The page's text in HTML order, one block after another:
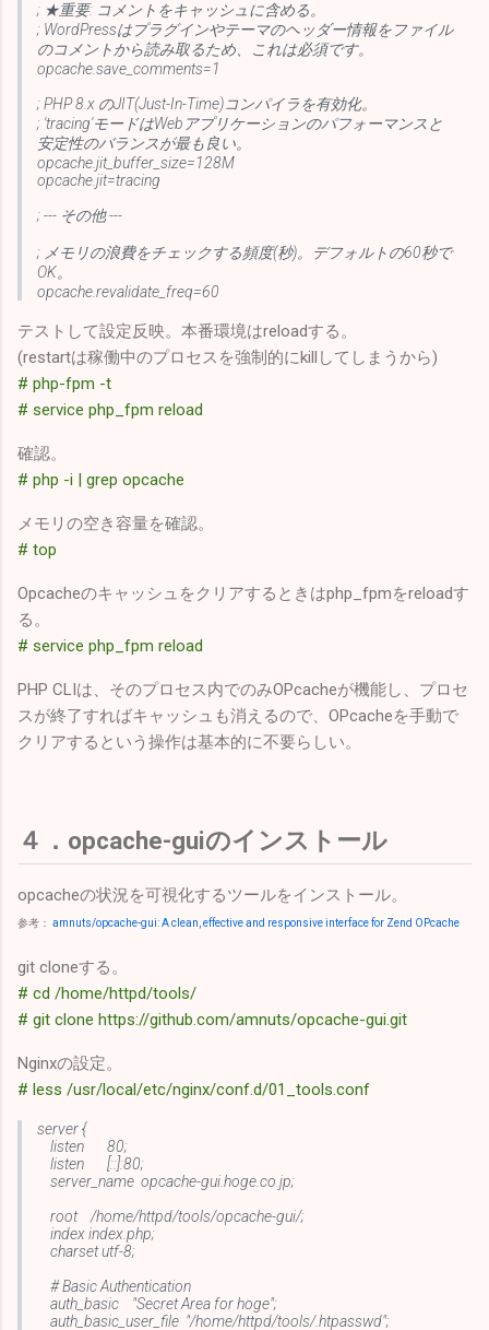
; ★重要: コメントをキャッシュに含める。
; WordPressはプラグインやテーマのヘッダー情報をファイル
のコメントから読み取るため、これは必須です。
opcache.save_comments=1
; PHP 8.x のJIT(Just-In-Time)コンパイラを有効化。
; 'tracing'モードはWebアプリケーションのパフォーマンスと
安定性のバランスが最も良い。
opcache.jit_buffer_size=128M
opcache.jit=tracing
; --- その他 ---
; メモリの浪費をチェックする頻度(秒)。デフォルトの60秒で
OK。
opcache.revalidate_freq=60
テストして設定反映。本番環境はreloadする。
(restartは稼働中のプロセスを強制的にkillしてしまうから)
# php-fpm -t
# service php_fpm reload
確認。
# php -i | grep opcache
メモリの空き容量を確認。
# top
Opcacheのキャッシュをクリアするときはphp_fpmをreloadす
る。
# service php_fpm reload
PHP CLIは、そのプロセス内でのみOPcacheが機能し、プロセ
スが終了すればキャッシュも消えるので、OPcacheを手動で
クリアするという操作は基本的に不要らしい。
４．opcache-guiのインストール
opcacheの状況を可視化するツールをインストール。
参考： amnuts/opcache-gui: A clean, effective and responsive interface for Zend OPcache
git cloneする。
# cd /home/httpd/tools/
# git clone https://github.com/amnuts/opcache-gui.git
Nginxの設定。
# less /usr/local/etc/nginx/conf.d/01_tools.conf
server {
listen 80;
listen [::]:80;
server_name opcache-gui.hoge.co.jp;
root /home/httpd/tools/opcache-gui/;
index index.php;
charset utf-8;
# Basic Authentication
auth_basic "Secret Area for hoge";
auth_basic_user_file "/home/httpd/tools/.htpasswd";